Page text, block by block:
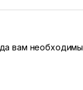
вам необходимы